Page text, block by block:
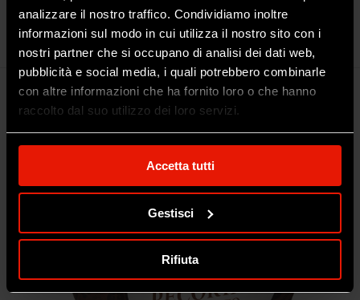
analizzare il nostro traffico. Condividiamo inoltre
informazioni sul modo in cui utilizza il nostro sito con i
nostri partner che si occupano di analisi dei dati web,
pubblicità e social media, i quali potrebbero combinarle
con altre informazioni che ha fornito loro o che hanno
raccolto dal suo utilizzo dei loro servizi.
Accetta tutti
Gestisci
Rifiuta
Caciotta Ovina Morbida con Peperoncino
2KG